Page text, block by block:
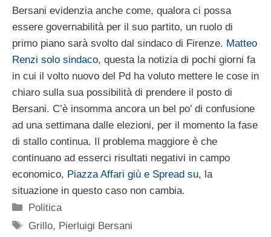
Bersani evidenzia anche come, qualora ci possa
essere governabilità per il suo partito, un ruolo di
primo piano sarà svolto dal sindaco di Firenze. Matteo
Renzi solo sindaco, questa la notizia di pochi giorni fa
in cui il volto nuovo del Pd ha voluto mettere le cose in
chiaro sulla sua possibilità di prendere il posto di
Bersani. C’è insomma ancora un bel po’ di confusione
ad una settimana dalle elezioni, per il momento la fase
di stallo continua. Il problema maggiore è che
continuano ad esserci risultati negativi in campo
economico, Piazza Affari giù e Spread su, la
situazione in questo caso non cambia.
Categorie
Politica
Tag
Grillo, Pierluigi Bersani